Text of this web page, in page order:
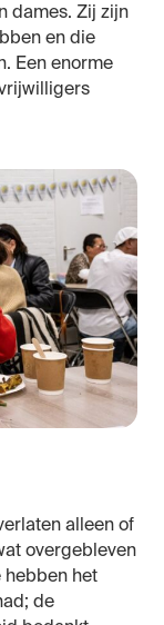
dames. Zij zijn
en die
Een enorme
alleen of
overgebleven
hebben het
de